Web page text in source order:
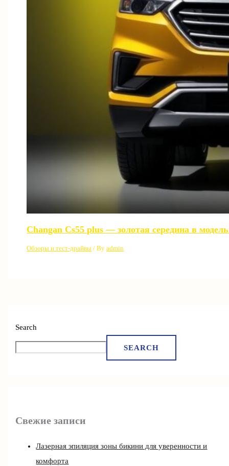
Search
SEARCH
Свежие записи
Лазерная эпиляция зоны бикини для уверенности и
комфорта
Changan Cs55 plus — золотая середина в
Обзоры и тест-драйвы / Byadmin